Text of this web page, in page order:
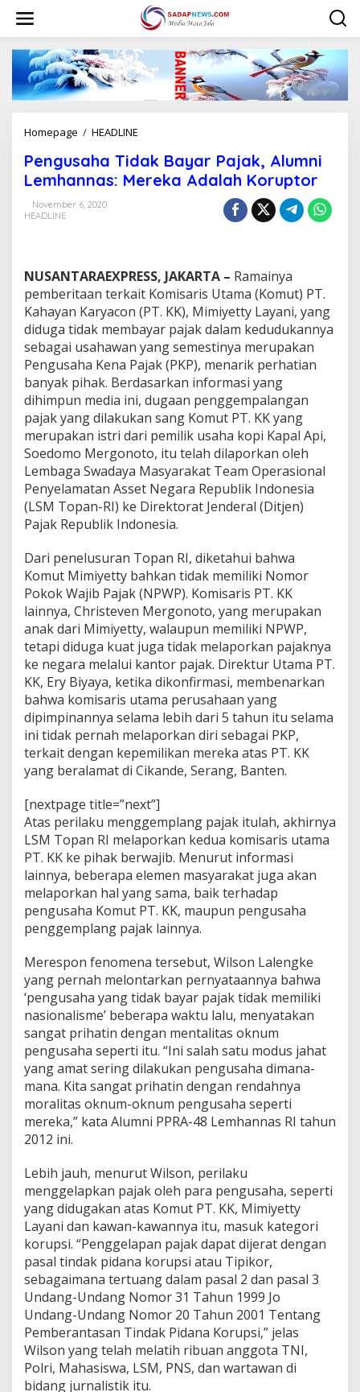
w
Homepage / HEADLINE
n
g
u
i
d
a
k
B
a
y
a
P
a
j
a
k
,
A
u
n
L
e
m
h
a
n
n
a
s
:
M
e
r
e
a
A
d
a
l
a
K
o
r
p
o
r
Pengusaha Tidak Bayar Pajak, Alumni
Lemhannas: Mereka Adalah Koruptor
November 6, 2020
HEADLINE
NUSANTARAEXPRESS, JAKARTA – Ramainya
pemberitaan terkait Komisaris Utama (Komut) PT.
Kahayan Karyacon (PT. KK), Mimiyetty Layani, yang
diduga tidak membayar pajak dalam kedudukannya
sebagai usahawan yang semestinya merupakan
Pengusaha Kena Pajak (PKP), menarik perhatian
banyak pihak. Berdasarkan informasi yang
dihimpun media ini, dugaan penggempalangan
pajak yang dilakukan sang Komut PT. KK yang
merupakan istri dari pemilik usaha kopi Kapal Api,
Soedomo Mergonoto, itu telah dilaporkan oleh
Lembaga Swadaya Masyarakat Team Operasional
Penyelamatan Asset Negara Republik Indonesia
(LSM Topan-RI) ke Direktorat Jenderal (Ditjen)
Pajak Republik Indonesia.
Dari penelusuran Topan RI, diketahui bahwa
Komut Mimiyetty bahkan tidak memiliki Nomor
Pokok Wajib Pajak (NPWP). Komisaris PT. KK
lainnya, Christeven Mergonoto, yang merupakan
anak dari Mimiyetty, walaupun memiliki NPWP,
tetapi diduga kuat juga tidak melaporkan pajaknya
ke negara melalui kantor pajak. Direktur Utama PT.
KK, Ery Biyaya, ketika dikonfirmasi, membenarkan
bahwa komisaris utama perusahaan yang
dipimpinannya selama lebih dari 5 tahun itu selama
ini tidak pernah melaporkan diri sebagai PKP,
terkait dengan kepemilikan mereka atas PT. KK
yang beralamat di Cikande, Serang, Banten.
[nextpage title=”next”]
Atas perilaku menggemplang pajak itulah, akhirnya
LSM Topan RI melaporkan kedua komisaris utama
PT. KK ke pihak berwajib. Menurut informasi
lainnya, beberapa elemen masyarakat juga akan
melaporkan hal yang sama, baik terhadap
pengusaha Komut PT. KK, maupun pengusaha
penggemplang pajak lainnya.
Merespon fenomena tersebut, Wilson Lalengke
yang pernah melontarkan pernyataannya bahwa
‘pengusaha yang tidak bayar pajak tidak memiliki
nasionalisme’ beberapa waktu lalu, menyatakan
sangat prihatin dengan mentalitas oknum
pengusaha seperti itu. “Ini salah satu modus jahat
yang amat sering dilakukan pengusaha dimana-
mana. Kita sangat prihatin dengan rendahnya
moralitas oknum-oknum pengusaha seperti
mereka,” kata Alumni PPRA-48 Lemhannas RI tahun
2012 ini.
Lebih jauh, menurut Wilson, perilaku
menggelapkan pajak oleh para pengusaha, seperti
yang didugakan atas Komut PT. KK, Mimiyetty
Layani dan kawan-kawannya itu, masuk kategori
korupsi. “Penggelapan pajak dapat dijerat dengan
pasal tindak pidana korupsi atau Tipikor,
sebagaimana tertuang dalam pasal 2 dan pasal 3
Undang-Undang Nomor 31 Tahun 1999 Jo
Undang-Undang Nomor 20 Tahun 2001 Tentang
Pemberantasan Tindak Pidana Korupsi,” jelas
Wilson yang telah melatih ribuan anggota TNI,
Polri, Mahasiswa, LSM, PNS, dan wartawan di
bidang jurnalistik itu.